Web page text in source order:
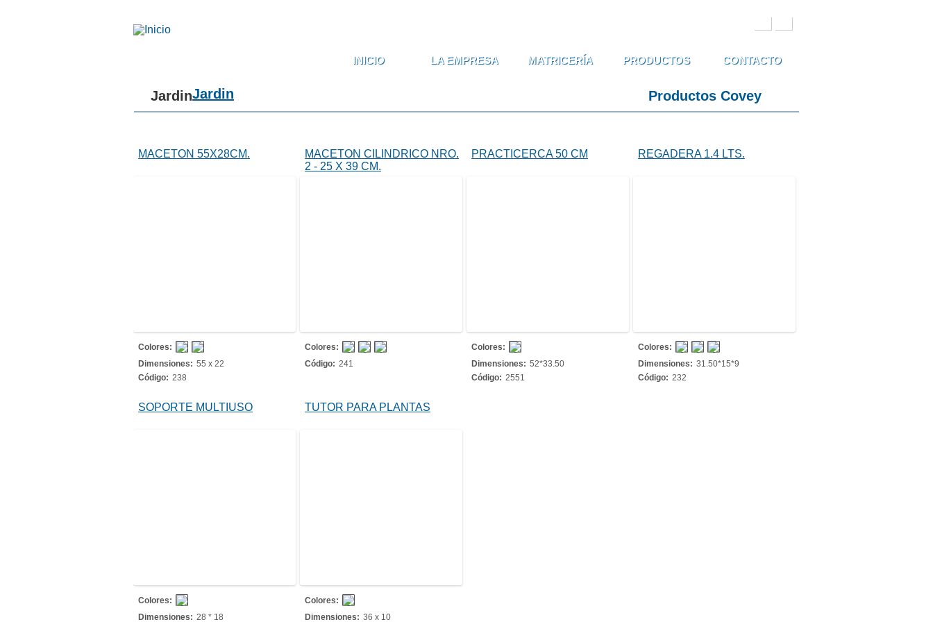
INICIO LA EMPRESA MATRICERÍA PRODUCTOS CONTACTO
Jardin Productos Covey
Jardin
MACETON 55X28CM.
Colores:
Dimensiones: 55 x 22
Código: 238
MACETON CILINDRICO NRO.
2 - 25 X 39 CM.
Colores:
Código: 241
PRACTICERCA 50 CM
Colores:
Dimensiones: 52*33.50
Código: 2551
REGADERA 1.4 LTS.
Colores:
Dimensiones: 31.50*15*9
Código: 232
SOPORTE MULTIUSO
Colores:
Dimensiones: 28 * 18
TUTOR PARA PLANTAS
Colores:
Dimensiones: 36 x 10